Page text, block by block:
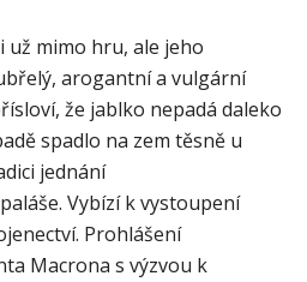
už mimo hru, ale jeho
arogantní a vulgární
že jablko nepadá daleko
spadlo na zem těsně u
jednání
Vybízí k vystoupení
Prohlášení
Macrona s výzvou k